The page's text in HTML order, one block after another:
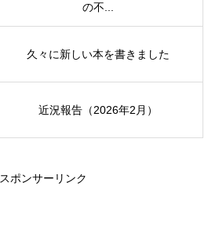
の不...
久々に新しい本を書きました
近況報告（2026年2月）
スポンサーリンク